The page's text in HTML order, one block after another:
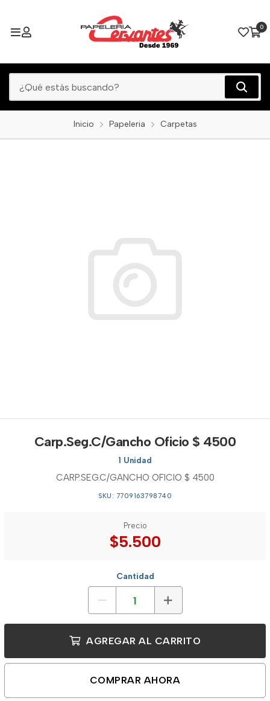
0
Inicio Papeleria Carpetas
Carp.Seg.C/Gancho Oficio $ 4500
1 Unidad
CARP.SEG.C/GANCHO OFICIO $ 4500
SKU: 7709163798740
Precio
$5.500
Cantidad
AGREGAR AL CARRITO
COMPRAR AHORA